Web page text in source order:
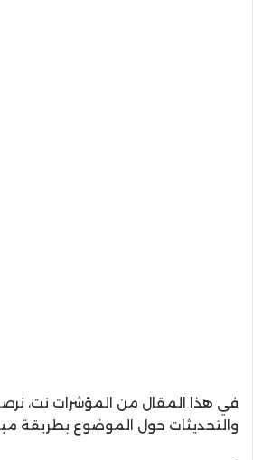
في هذا المقال من المؤشرات نت، نرصد
والتحديثات حول الموضوع بطريقة